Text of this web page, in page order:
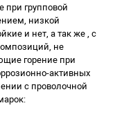
при групповой
низкой
и нет, а так же , с
не
горение при
активных
с проволочной